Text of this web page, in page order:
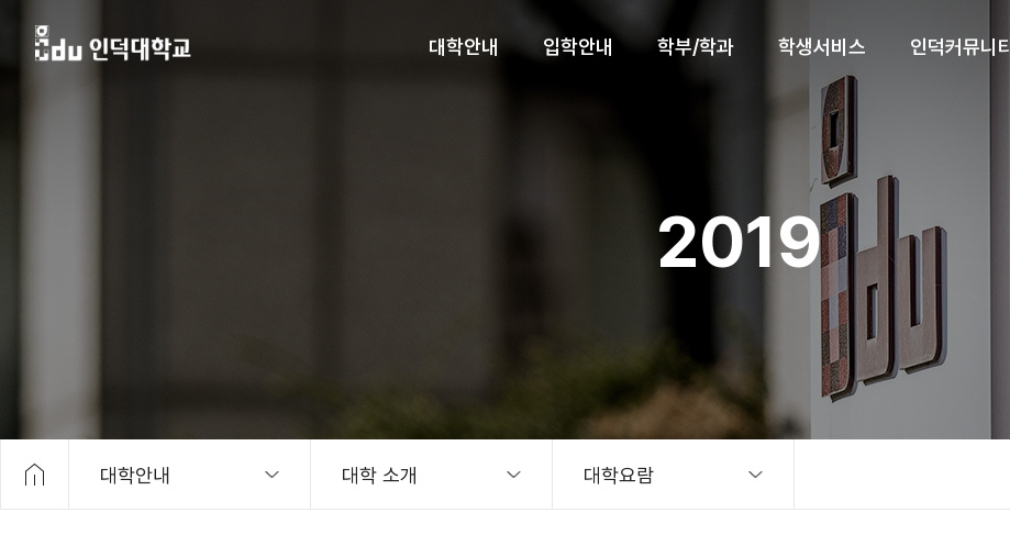
대학안내 입학안내 학부/학과 학생서비스 인덕커뮤니티
2019
대학안내 대학 소개 대학요람